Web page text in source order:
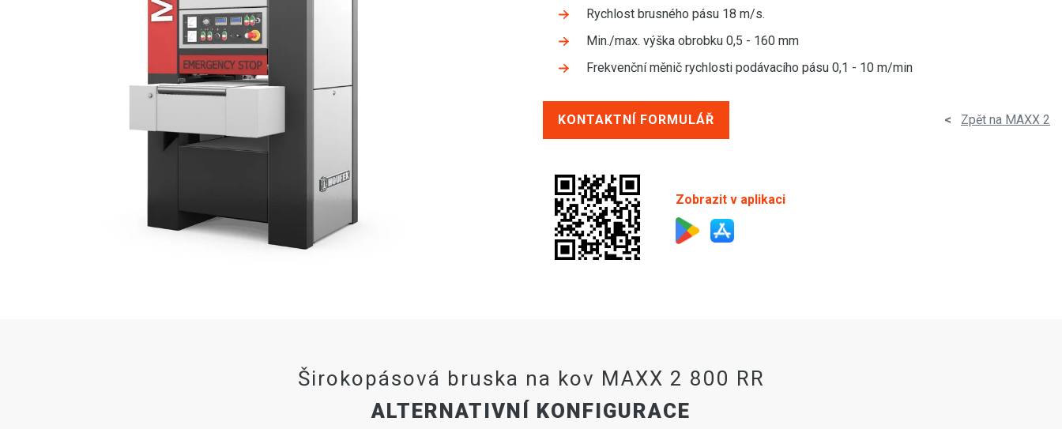
Rychlost brusného pásu 18 m/s.
Min./max. výška obrobku 0,5 - 160 mm
Frekvenční měnič rychlosti podávacího pásu 0,1 - 10 m/min
KONTAKTNÍ FORMULÁŘ < Zpět na MAXX 2
Zobrazit v aplikaci
Širokopásová bruska na kov MAXX 2 800 RR
ALTERNATIVNÍ KONFIGURACE